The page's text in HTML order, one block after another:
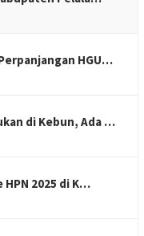
HGU…
di Kebun, Ada …
HPN 2025 di K…